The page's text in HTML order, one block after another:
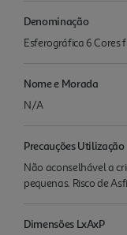
Denominação
Esferográfica 6 Cores
Nome e Morada
N/A
Precauções Utilização
Não aconselhável a
pequenas. Risco de
Dimensões LxAxP